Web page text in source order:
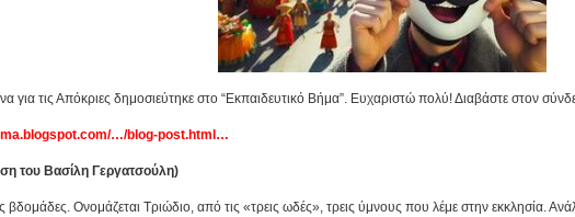
για τις Απόκριες δημοσιεύτηκε στο “Εκπαιδευτικό Βήμα”. Ευχαριστώ πολύ! Διαβάστε στον
…/blog-post.html…
του Βασίλη Γεργατσούλη)
βδομάδες. Ονομάζεται Τριώδιο, από τις «τρεις ωδές», τρεις ύμνους που λέμε στην εκκλησία.